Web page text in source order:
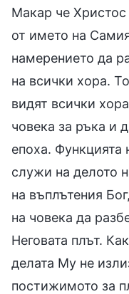
Макар че
от името на
намерението да
на всички хора.
видят всички
човека за ръка и
епоха. Функцията
служи на делото
на въплътения
на човека да
Неговата плът.
делата Му не
постижимото за